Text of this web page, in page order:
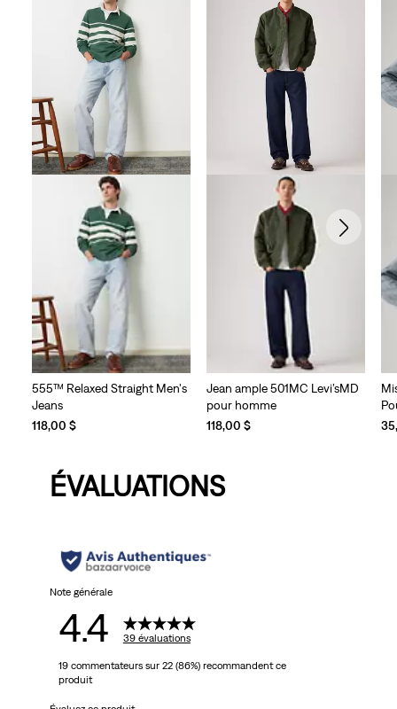
555™ Relaxed Straight Men's
Jeans
118,00 $
Jean ample 501MC Levi’sMD
pour homme
118,00 $
ÉVALUATIONS
Note générale
4.4 39 évaluations
19 commentateurs sur 22 (86%) recommandent ce
produit